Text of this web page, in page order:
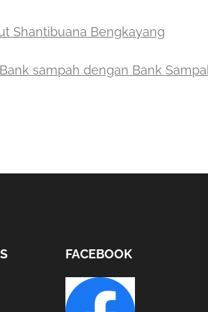
Shantibuana Bengkayang
sampah dengan Bank
FACEBOOK